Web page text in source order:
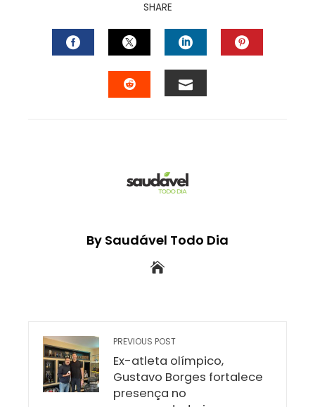
SHARE
FACEBOOKTWITTERLINKEDIN
By Saudável Todo Dia
PREVIOUS POST
Ex-atleta olímpico,
Gustavo Borges fortalece
presença no